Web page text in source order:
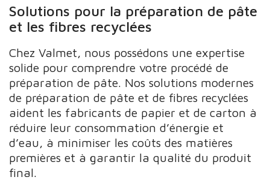
Solutions pour la préparation de pâte
et les fibres recyclées
Chez Valmet, nous possédons une expertise
solide pour comprendre votre procédé de
préparation de pâte. Nos solutions modernes
de préparation de pâte et de fibres recyclées
aident les fabricants de papier et de carton à
réduire leur consommation d’énergie et
d’eau, à minimiser les coûts des matières
premières et à garantir la qualité du produit
final.